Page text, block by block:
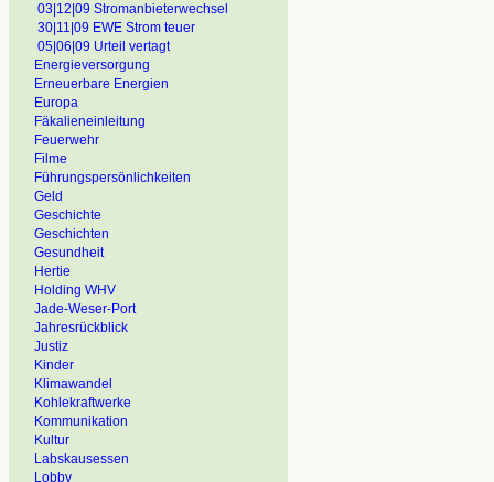
03|12|09 Stromanbieterwechsel
30|11|09 EWE Strom teuer
05|06|09 Urteil vertagt
Energieversorgung
Erneuerbare Energien
Europa
Fäkalieneinleitung
Feuerwehr
Filme
Führungspersönlichkeiten
Geld
Geschichte
Geschichten
Gesundheit
Hertie
Holding WHV
Jade-Weser-Port
Jahresrückblick
Justiz
Kinder
Klimawandel
Kohlekraftwerke
Kommunikation
Kultur
Labskausessen
Lobby